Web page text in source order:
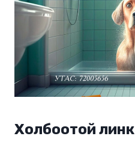
Холбоотой линк